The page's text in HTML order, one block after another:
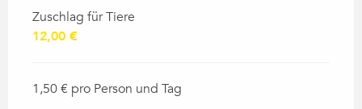
Zuschlag für Tiere
12,00 €
1,50 € pro Person und Tag